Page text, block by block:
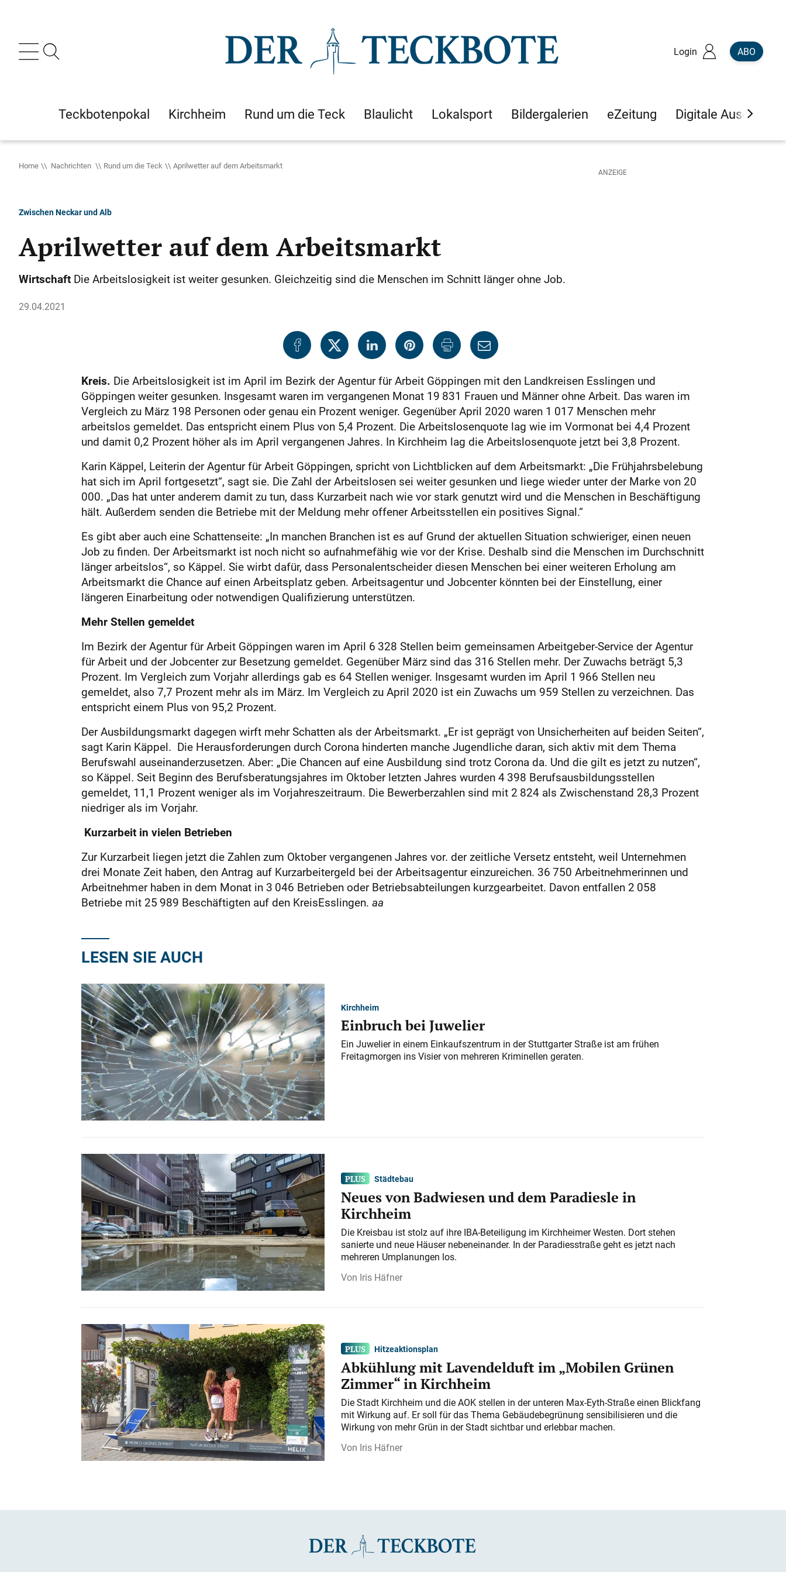
Login ABO
Teckbotenpokal Kirchheim Rund um die Teck Blaulicht Lokalsport Bildergalerien eZeitung Digitale Ausgaben
Home Nachrichten Rund um die Teck Aprilwetter auf dem Arbeitsmarkt
Zwischen Neckar und Alb
Aprilwetter auf dem Arbeitsmarkt
Wirtschaft Die Arbeitslosigkeit ist weiter gesunken. Gleichzeitig sind die Menschen im Schnitt länger ohne Job.
29.04.2021
Kreis. Die Arbeitslosigkeit ist im April im Bezirk der Agentur für Arbeit Göppingen mit den Landkreisen Esslingen und
Göppingen weiter gesunken. Insgesamt waren im vergangenen Monat 19 831 Frauen und Männer ohne Arbeit. Das waren im
Vergleich zu März 198 Personen oder genau ein Prozent weniger. Gegenüber April 2020 waren 1 017 Menschen mehr
arbeitslos gemeldet. Das entspricht einem Plus von 5,4 Prozent. Die Arbeitslosenquote lag wie im Vormonat bei 4,4 Prozent
und damit 0,2 Prozent höher als im April vergangenen Jahres. In Kirchheim lag die Arbeitslosenquote jetzt bei 3,8 Prozent.
Karin Käppel, Leiterin der Agentur für Arbeit Göppingen, spricht von Lichtblicken auf dem Arbeitsmarkt: „Die Frühjahrsbelebung
hat sich im April fortgesetzt“, sagt sie. Die Zahl der Arbeitslosen sei weiter gesunken und liege wieder unter der Marke von 20
000. „Das hat unter anderem damit zu tun, dass Kurzarbeit nach wie vor stark genutzt wird und die Menschen in Beschäftigung
hält. Außerdem senden die Betriebe mit der Meldung mehr offener Arbeitsstellen ein positives Signal.“
Es gibt aber auch eine Schattenseite: „In manchen Branchen ist es auf Grund der aktuellen Situation schwieriger, einen neuen
Job zu finden. Der Arbeitsmarkt ist noch nicht so aufnahmefähig wie vor der Krise. Deshalb sind die Menschen im Durchschnitt
länger arbeitslos“, so Käppel. Sie wirbt dafür, dass Personalentscheider diesen Menschen bei einer weiteren Erholung am
Arbeitsmarkt die Chance auf einen Arbeitsplatz geben. Arbeitsagentur und Jobcenter könnten bei der Einstellung, einer
längeren Einarbeitung oder notwendigen Qualifizierung unterstützen.
Mehr Stellen gemeldet
Im Bezirk der Agentur für Arbeit Göppingen waren im April 6 328 Stellen beim gemeinsamen Arbeitgeber-Service der Agentur
für Arbeit und der Jobcenter zur Besetzung gemeldet. Gegenüber März sind das 316 Stellen mehr. Der Zuwachs beträgt 5,3
Prozent. Im Vergleich zum Vorjahr allerdings gab es 64 Stellen weniger. Insgesamt wurden im April 1 966 Stellen neu
gemeldet, also 7,7 Prozent mehr als im März. Im Vergleich zu April 2020 ist ein Zuwachs um 959 Stellen zu verzeichnen. Das
entspricht einem Plus von 95,2 Prozent.
Der Ausbildungsmarkt dagegen wirft mehr Schatten als der Arbeitsmarkt. „Er ist geprägt von Unsicherheiten auf beiden Seiten“,
sagt Karin Käppel. Die Herausforderungen durch Corona hinderten manche Jugendliche daran, sich aktiv mit dem Thema
Berufswahl auseinanderzusetzen. Aber: „Die Chancen auf eine Ausbildung sind trotz Corona da. Und die gilt es jetzt zu nutzen“,
so Käppel. Seit Beginn des Berufsberatungsjahres im Oktober letzten Jahres wurden 4 398 Berufsausbildungsstellen
gemeldet, 11,1 Prozent weniger als im Vorjahreszeitraum. Die Bewerberzahlen sind mit 2 824 als Zwischenstand 28,3 Prozent
niedriger als im Vorjahr.
Kurzarbeit in vielen Betrieben
Zur Kurzarbeit liegen jetzt die Zahlen zum Oktober vergangenen Jahres vor. der zeitliche Versetz entsteht, weil Unternehmen
drei Monate Zeit haben, den Antrag auf Kurzarbeitergeld bei der Arbeitsagentur einzureichen. 36 750 Arbeitnehmerinnen und
Arbeitnehmer haben in dem Monat in 3 046 Betrieben oder Betriebsabteilungen kurzgearbeitet. Davon entfallen 2 058
Betriebe mit 25 989 Beschäftigten auf den KreisEsslingen. aa
LESEN SIE AUCH
Kirchheim
Einbruch bei Juwelier
Ein Juwelier in einem Einkaufszentrum in der Stuttgarter Straße ist am frühen
Freitagmorgen ins Visier von mehreren Kriminellen geraten.
Städtebau
Neues von Badwiesen und dem Paradiesle in
Kirchheim
Die Kreisbau ist stolz auf ihre IBA-Beteiligung im Kirchheimer Westen. Dort stehen
sanierte und neue Häuser nebeneinander. In der Paradiesstraße geht es jetzt nach
mehreren Umplanungen los.
Iris Häfner
Hitzeaktionsplan
Abkühlung mit Lavendelduft im „Mobilen Grünen
Zimmer“ in Kirchheim
Die Stadt Kirchheim und die AOK stellen in der unteren Max-Eyth-Straße einen Blickfang
mit Wirkung auf. Er soll für das Thema Gebäudebegrünung sensibilisieren und die
Wirkung von mehr Grün in der Stadt sichtbar und erlebbar machen.
Iris Häfner